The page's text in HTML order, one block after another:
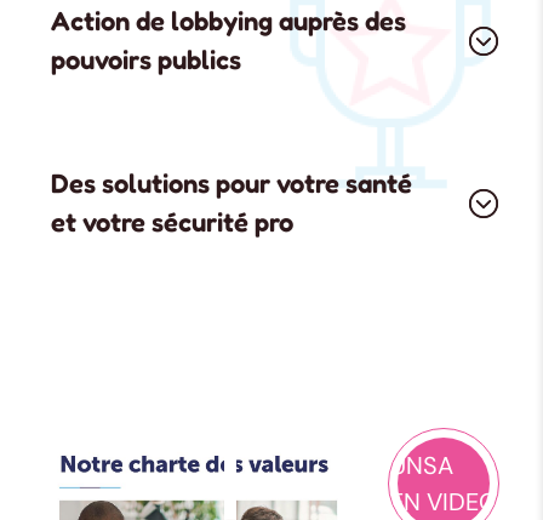
Action de lobbying auprès des
pouvoirs publics
Des solutions pour votre santé
et votre sécurité pro
UNSA
EN VIDEO